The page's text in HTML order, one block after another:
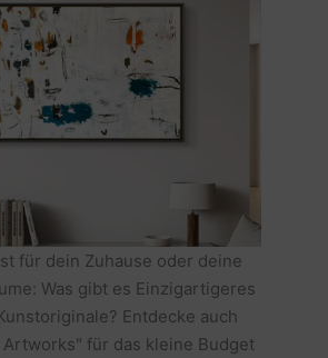
für dein Zuhause oder deine
Was gibt es Einzigartigeres
Entdecke auch
für das kleine Budget